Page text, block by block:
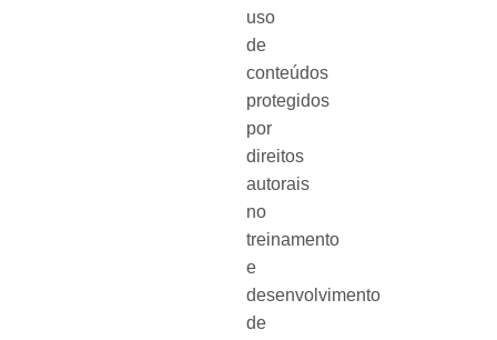
uso
de
conteúdos
protegidos
por
direitos
autorais
no
treinamento
e
desenvolvimento
de